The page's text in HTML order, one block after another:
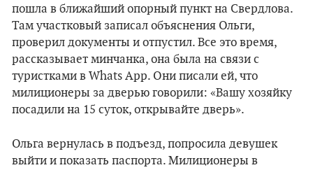
пошла в ближайший опорный пункт на Свердлова.
Там участковый записал объяснения Ольги,
проверил документы и отпустил. Все это время,
рассказывает минчанка, она была на связи с
туристками в Whats App. Они писали ей, что
милиционеры за дверью говорили: «Вашу хозяйку
посадили на 15 суток, открывайте дверь».
Ольга вернулась в подъезд, попросила девушек
выйти и показать паспорта. Милиционеры в